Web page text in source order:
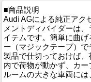
■商品説明
Audi AGによる純正アク
メントディバイダーは
イテムです。簡単に曲
ー（マジックテープ）
製品で仕切っておけば
内で荷物が動かず、カ
ルームの大きな車両には